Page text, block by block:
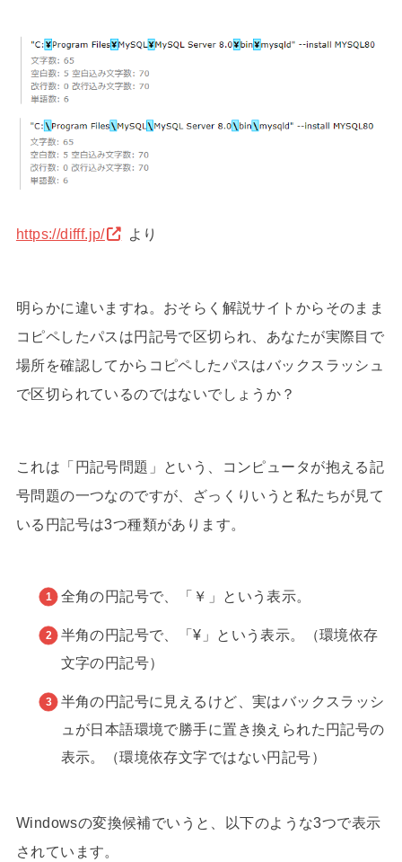
https://difff.jp/ より
明らかに違いますね。おそらく解説サイトからそのまま
コピペしたパスは円記号で区切られ、あなたが実際目で
場所を確認してからコピペしたパスはバックスラッシュ
で区切られているのではないでしょうか？
これは「円記号問題」という、コンピュータが抱える記
号問題の一つなのですが、ざっくりいうと私たちが見て
いる円記号は3つ種類があります。
全角の円記号で、「￥」という表示。
半角の円記号で、「¥」という表示。（環境依存
文字の円記号）
半角の円記号に見えるけど、実はバックスラッシ
ュが日本語環境で勝手に置き換えられた円記号の
表示。（環境依存文字ではない円記号）
Windowsの変換候補でいうと、以下のような3つで表示
されています。